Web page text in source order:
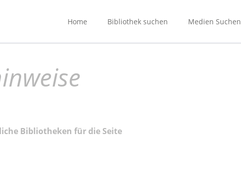
Home Bibliothek suchen Medien Suchen
Bibliotheken für die Seite